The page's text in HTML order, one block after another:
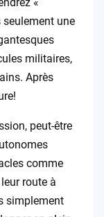
seulement une
militaires,
Après
peut-être
comme
route à
simplement